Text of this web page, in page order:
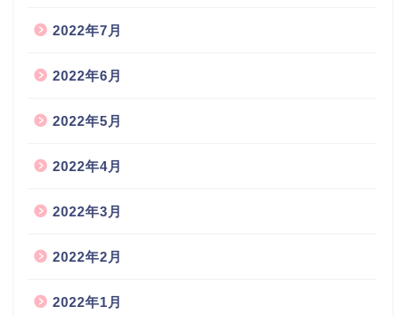
2022年7月
2022年6月
2022年5月
2022年4月
2022年3月
2022年2月
2022年1月